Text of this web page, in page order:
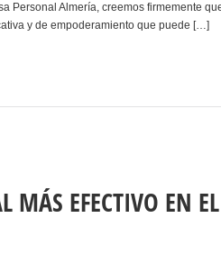
Personal Almería, creemos firmemente
y de empoderamiento que puede […]
MÁS EFECTIVO EN